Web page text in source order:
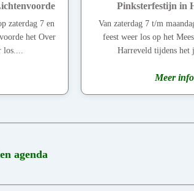
zaterdag 7 en
het Over
los....
Pinksterfestijn in
Van zaterdag 7 t/m
feest weer los op het
Harreveld tijdens het
Meer info
agenda